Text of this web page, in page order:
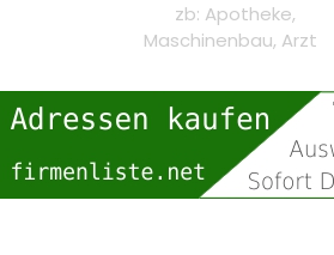
zb: Apotheke,
Maschinenbau, Arzt